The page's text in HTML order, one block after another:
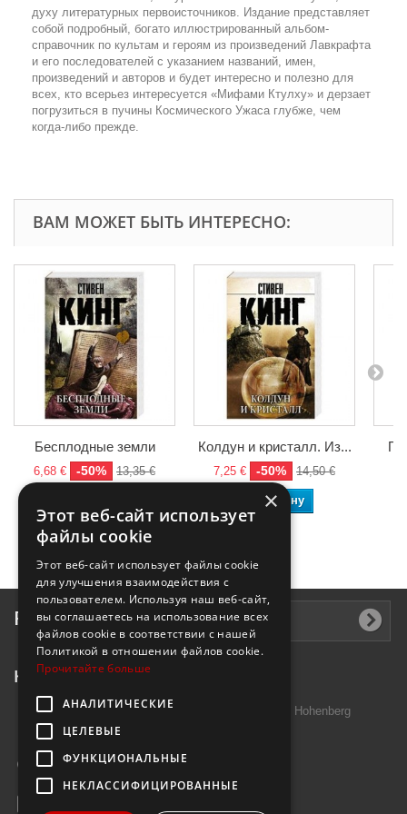
духу литературных первоисточников. Издание представляет
собой подробный, богато иллюстрированный альбом-
справочник по культам и героям из произведений Лавкрафта
и его последователей с указанием названий, имен,
произведений и авторов и будет интересно и полезно для
всех, кто всерьез интересуется «Мифами Ктулху» и дерзает
погрузиться в пучины Космического Ужаса глубже, чем
когда-либо прежде.
ВАМ МОЖЕТ БЫТЬ ИНТЕРЕСНО:
Бесплодные земли
6,68 € -50% 13,35 €
Колдун и кристалл. Из...
7,25 € -50% 14,50 €
В корзину
Рассылка
Контактная информация
Introtek GmbH, Hutschenreuther Str. 13 95691 Hohenberg
Deutschland
Звоните нам:
×
Этот веб-сайт использует
файлы cookie
Этот веб-сайт использует файлы cookie
для улучшения взаимодействия с
пользователем. Используя наш веб-сайт,
вы соглашаетесь на использование всех
файлов cookie в соответствии с нашей
Политикой в ​​отношении файлов cookie.
Прочитайте больше
АНАЛИТИЧЕСКИЕ
ЦЕЛЕВЫЕ
ФУНКЦИОНАЛЬНЫЕ
НЕКЛАССИФИЦИРОВАННЫЕ